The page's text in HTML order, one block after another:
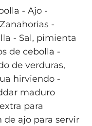
- Ajo -
-
- Sal, pimienta
de cebolla -
de verduras,
hirviendo -
maduro
para
de ajo para servir